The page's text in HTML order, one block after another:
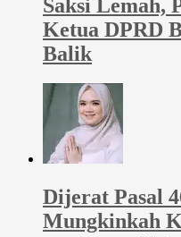
Saksi Lemah,
Ketua DPRD
Balik
Dijerat Pasal
Mungkinkah